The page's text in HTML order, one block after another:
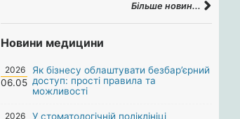
Більше новин...
Новини медицини
2026
06.05
Як бізнесу облаштувати безбар’єрний
доступ: прості правила та
можливості
2026
У стоматологічній поліклініці